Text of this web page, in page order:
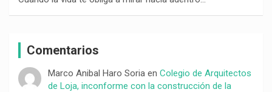
Comentarios
Marco Anibal Haro Soriaen Colegio de Arquitectos
de Loja, inconforme con la construcción de la